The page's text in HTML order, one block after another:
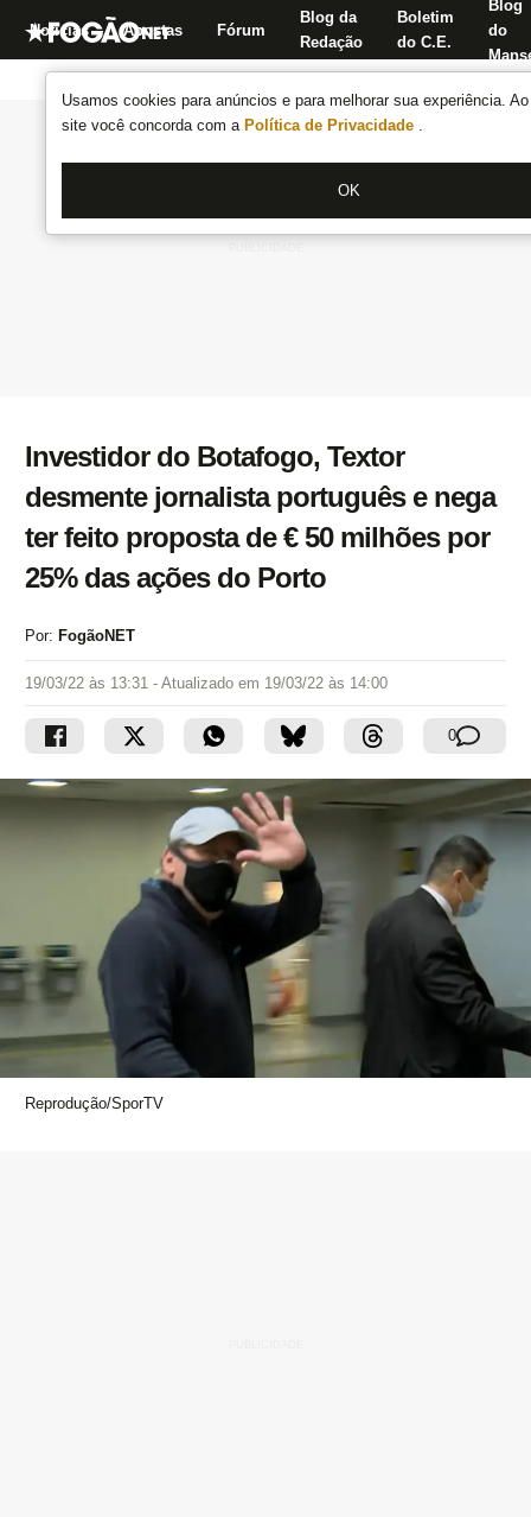
Usamos cookies para anúncios e para melhorar sua experiência.
site você concorda com a Política de Privacidade .
OK
Notícias Apostas Fórum
Blog da
Redação
Boletim
do C.E.
Blog
do
Investidor do Botafogo, Textor
desmente jornalista português e nega
ter feito proposta de € 50 milhões por
25% das ações do Porto
Por: FogãoNET
19/03/22 às 13:31 - Atualizado em 19/03/22 às 14:00
0
Reprodução/SporTV